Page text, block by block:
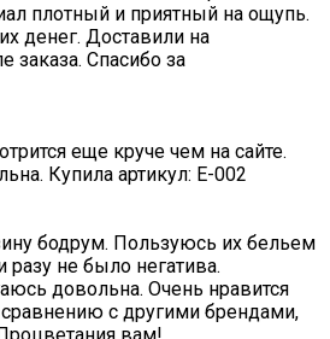
плотный и приятный на ощупь.
денег. Доставили на
заказа. Спасибо за
еще круче чем на сайте.
Купила артикул: E-002
бодрум. Пользуюсь их бельем
разу не было негатива.
довольна. Очень нравится
с другими брендами,
вам!